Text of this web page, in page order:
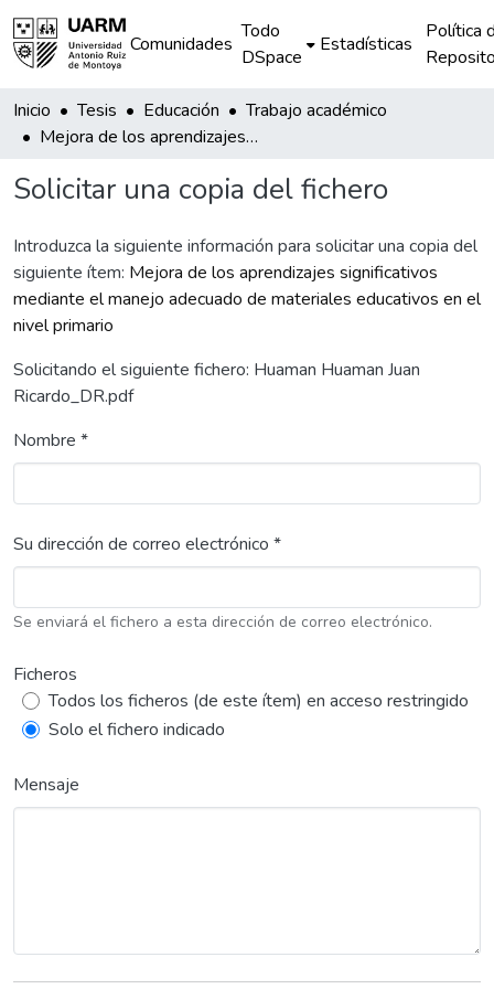
Comunidades
Todo
DSpace
Estadísticas
Política
Inicio Tesis Educación
Trabajo académico
Mejora de los aprendizajes significativos mediante el manejo adecuado de materiales educativos en el nivel primario
Solicitar una copia del fichero
Introduzca la siguiente información para solicitar una copia del
siguiente ítem: Mejora de los aprendizajes significativos
mediante el manejo adecuado de materiales educativos en el
nivel primario
Solicitando el siguiente fichero: Huaman Huaman Juan
Ricardo_DR.pdf
Nombre *
Su dirección de correo electrónico *
Se enviará el fichero a esta dirección de correo electrónico.
Ficheros
Todos los ficheros (de este ítem) en acceso restringido
Solo el fichero indicado
Mensaje